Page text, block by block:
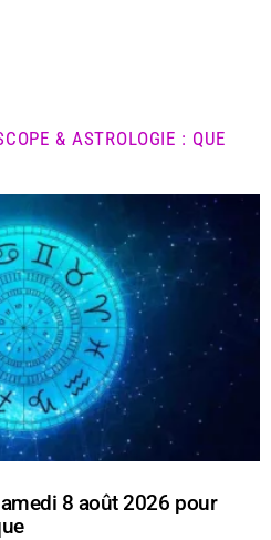
& ASTROLOGIE : QUE
8 août 2026 pour